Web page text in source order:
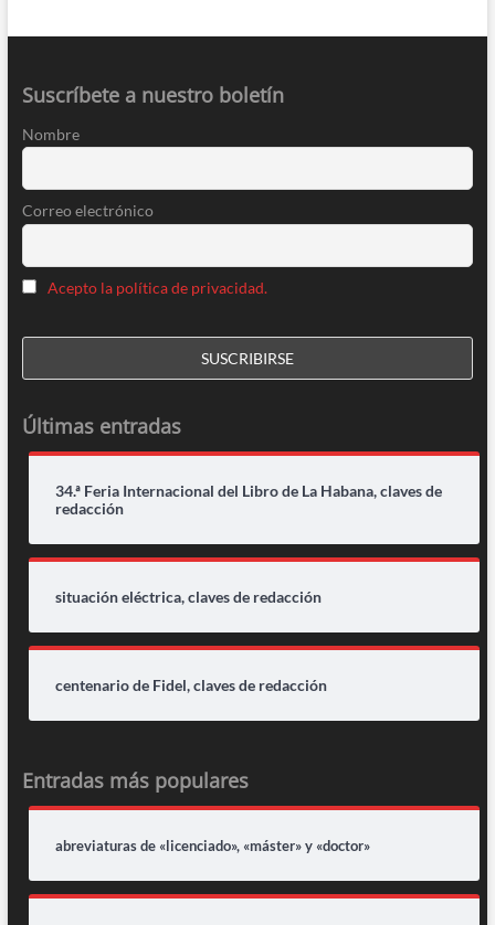
Suscríbete a nuestro boletín
Nombre
Correo electrónico
Acepto la política de privacidad.
Últimas entradas
34.ª Feria Internacional del Libro de La Habana, claves de
redacción
situación eléctrica, claves de redacción
centenario de Fidel, claves de redacción
Entradas más populares
abreviaturas de «licenciado», «máster» y «doctor»